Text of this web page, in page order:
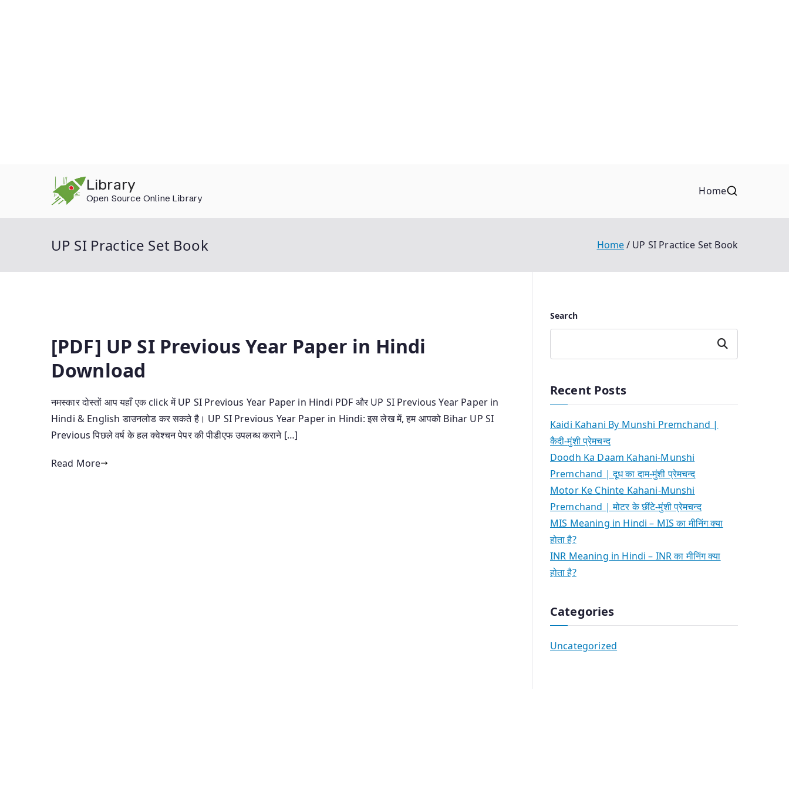
Library
Open Source Online Library
Home
UP SI Practice Set Book Home UP SI Practice Set Book
[PDF] UP SI Previous Year Paper in Hindi
Download
नमस्कार दोस्तों आप यहाँ एक click में UP SI Previous Year Paper in Hindi PDF और UP SI Previous Year Paper in
Hindi & English डाउनलोड कर सकते है। UP SI Previous Year Paper in Hindi: इस लेख में, हम आपको Bihar UP SI
Previous पिछले वर्ष के हल क्वेश्चन पेपर की पीडीएफ उपलब्ध कराने […]
Read More
Search
Search
Recent Posts
Kaidi Kahani By Munshi Premchand |
कैदी-मुंशी प्रेमचन्द
Doodh Ka Daam Kahani-Munshi
Premchand | दूध का दाम-मुंशी प्रेमचन्द
Motor Ke Chinte Kahani-Munshi
Premchand | मोटर के छींटे-मुंशी प्रेमचन्द
MIS Meaning in Hindi – MIS का मीनिंग क्या
होता है?
INR Meaning in Hindi – INR का मीनिंग क्या
होता है?
Categories
Uncategorized